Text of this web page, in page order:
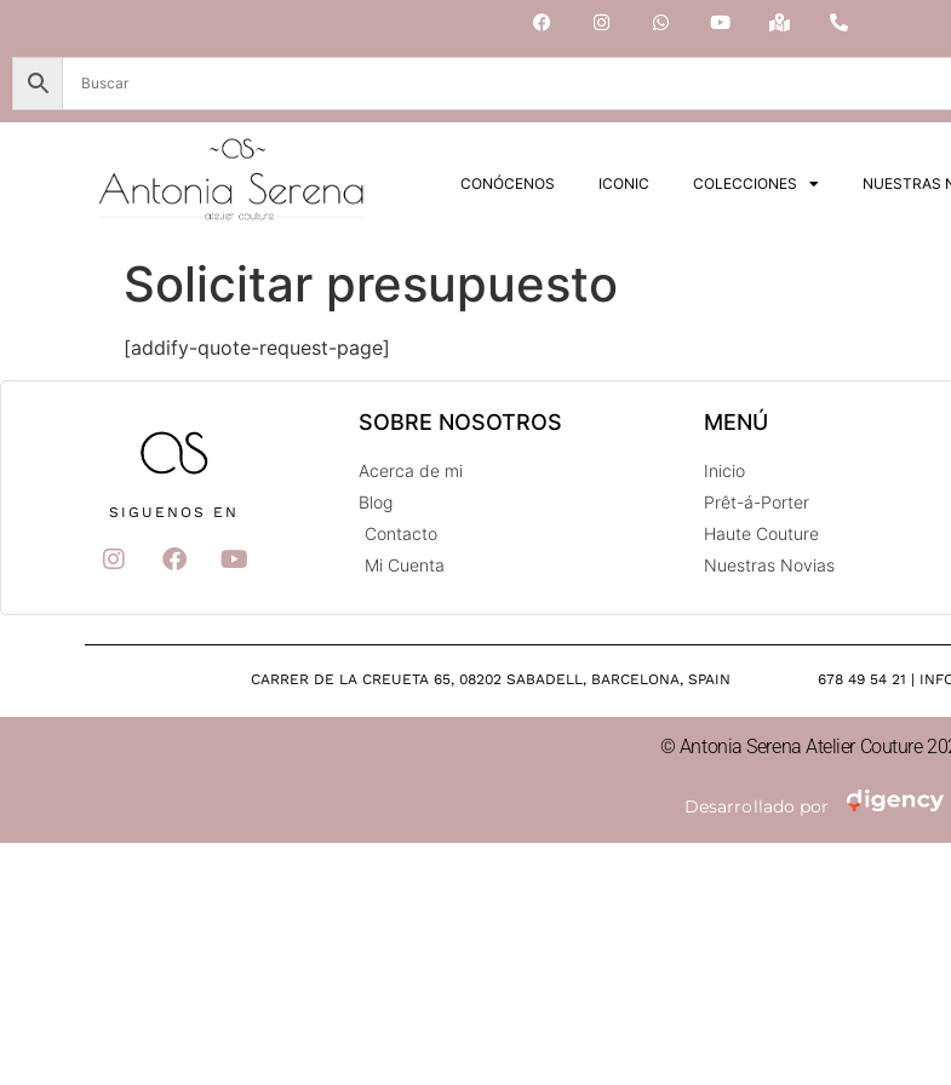
CONÓCENOS ICONIC COLECCIONES NUESTRAS
Solicitar presupuesto
[addify-quote-request-page]
SIGUENOS EN
SOBRE NOSOTROS
Acerca de mi
Blog
Contacto
Mi Cuenta
MENÚ
Inicio
Prêt-á-Porter
Haute Couture
Nuestras Novias
CARRER DE LA CREUETA 65, 08202 SABADELL, BARCELONA, SPAIN 678 49 54 21 |
© Antonia Serena Atelier Couture
Desarrollado por